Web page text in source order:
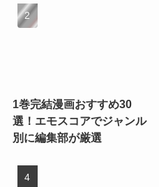
1巻完結漫画おすすめ30
選！エモスコアでジャンル
別に編集部が厳選